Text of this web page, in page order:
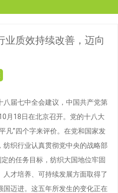
业质效持续改善，迈向
届七中全会建议，中国共产党第
月18日在北京召开。党的十八大
凡”四个字来评价。在党和国家发
纺织行业认真贯彻党中央的战略部
的任务目标，纺织大国地位牢固
才培养、可持续发展方面取得了
国迈进。这五年所发生的变化正在